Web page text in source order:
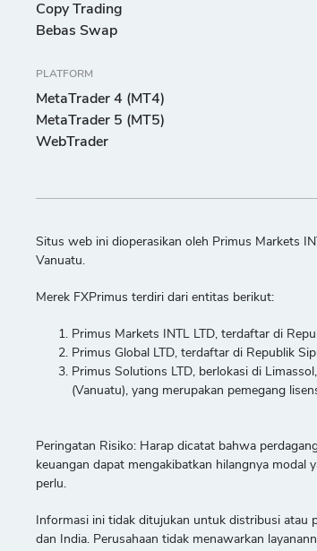
Copy Trading
Bebas Swap
PLATFORM
MetaTrader 4 (MT4)
MetaTrader 5 (MT5)
WebTrader
Situs web ini dioperasikan oleh Primus Markets
Vanuatu.
Merek FXPrimus terdiri dari entitas berikut:
Primus Markets INTL LTD, terdaftar di
Primus Global LTD, terdaftar di Republik
Primus Solutions LTD, berlokasi di
(Vanuatu), yang merupakan pemegang
Peringatan Risiko: Harap dicatat bahwa
keuangan dapat mengakibatkan hilangnya modal
perlu.
Informasi ini tidak ditujukan untuk distribusi atau
dan India. Perusahaan tidak menawarkan